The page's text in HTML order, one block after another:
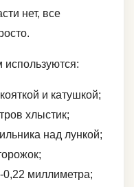
нет, все
используются:
и катушкой;
хлыстик;
над лункой;
0,22 миллиметра;